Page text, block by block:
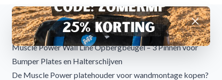
Omschrijving
Muscle Power Wall Line Opbergbeugel – 3 Pinnen voor
Bumper Plates en Halterschijven
De Muscle Power platehouder voor wandmontage kopen?
Afwijzen